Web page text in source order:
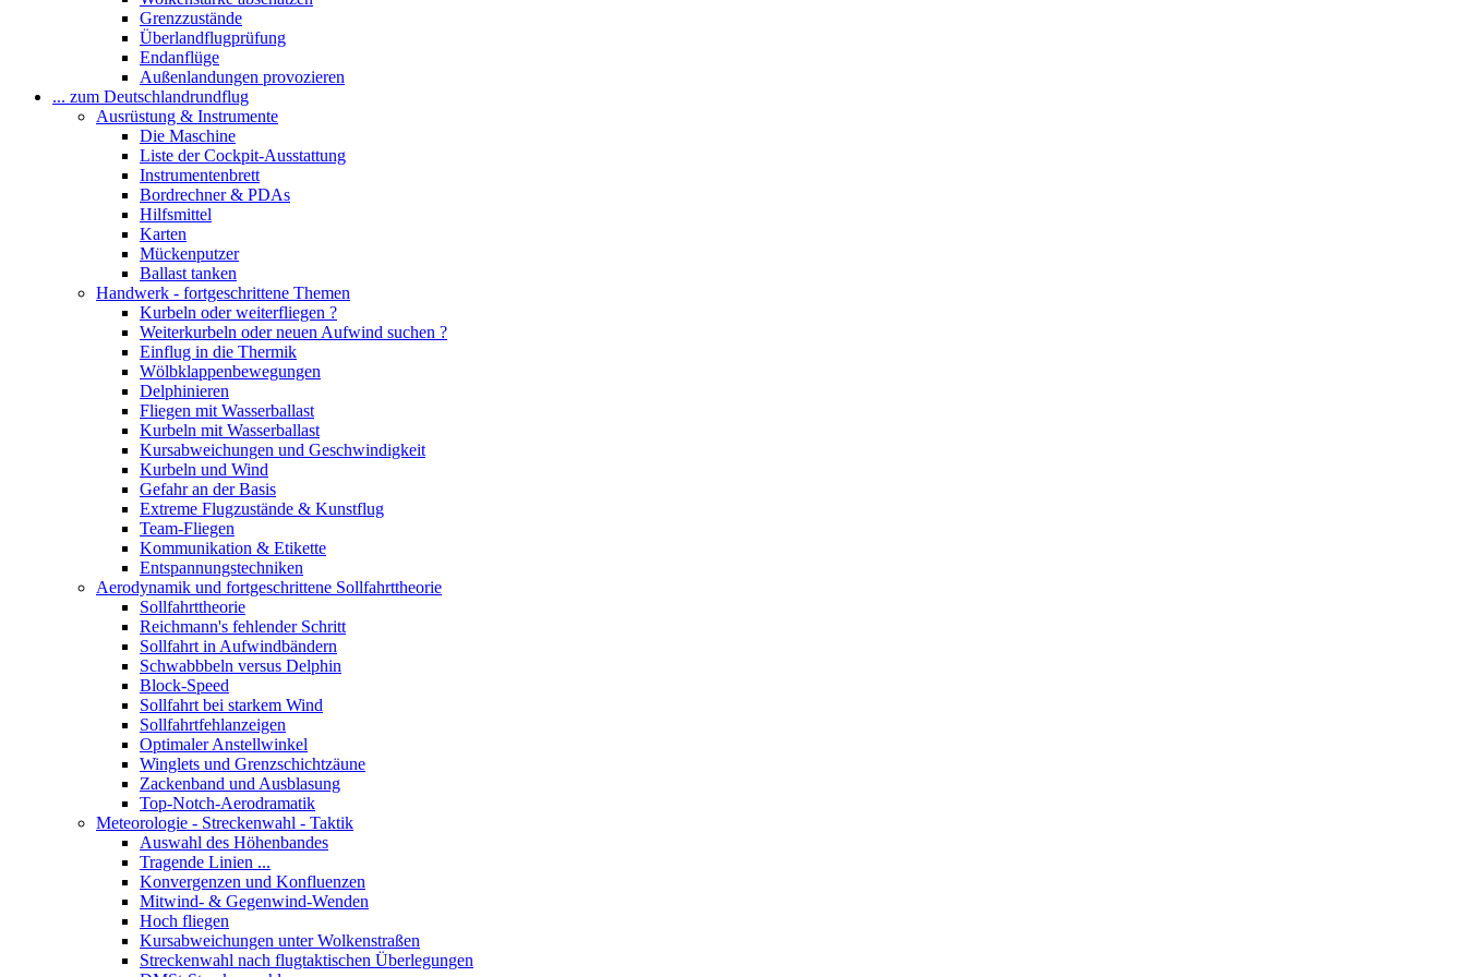
Grenzzustände
Überlandflugprüfung
Endanflüge
Außenlandungen provozieren
... zum Deutschlandrundflug
Ausrüstung & Instrumente
Die Maschine
Liste der Cockpit-Ausstattung
Instrumentenbrett
Bordrechner & PDAs
Hilfsmittel
Karten
Mückenputzer
Ballast tanken
Handwerk - fortgeschrittene Themen
Kurbeln oder weiterfliegen ?
Weiterkurbeln oder neuen Aufwind suchen ?
Einflug in die Thermik
Wölbklappenbewegungen
Delphinieren
Fliegen mit Wasserballast
Kurbeln mit Wasserballast
Kursabweichungen und Geschwindigkeit
Kurbeln und Wind
Gefahr an der Basis
Extreme Flugzustände & Kunstflug
Team-Fliegen
Kommunikation & Etikette
Entspannungstechniken
Aerodynamik und fortgeschrittene Sollfahrttheorie
Sollfahrttheorie
Reichmann's fehlender Schritt
Sollfahrt in Aufwindbändern
Schwabbbeln versus Delphin
Block-Speed
Sollfahrt bei starkem Wind
Sollfahrtfehlanzeigen
Optimaler Anstellwinkel
Winglets und Grenzschichtzäune
Zackenband und Ausblasung
Top-Notch-Aerodramatik
Meteorologie - Streckenwahl - Taktik
Auswahl des Höhenbandes
Tragende Linien ...
Konvergenzen und Konfluenzen
Mitwind- & Gegenwind-Wenden
Hoch fliegen
Kursabweichungen unter Wolkenstraßen
Streckenwahl nach flugtaktischen Überlegungen